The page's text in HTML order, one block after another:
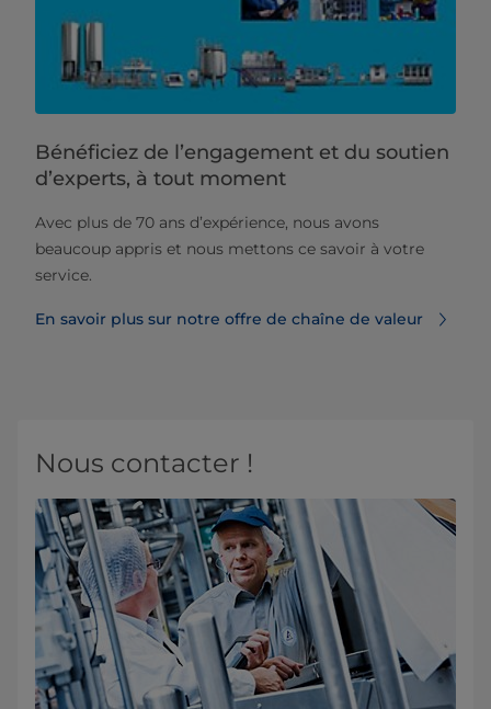
Bénéficiez de l’engagement et du soutien
d’experts, à tout moment
Avec plus de 70 ans d’expérience, nous avons
beaucoup appris et nous mettons ce savoir à votre
service.
En savoir plus sur notre offre de chaîne de valeur
Nous contacter !